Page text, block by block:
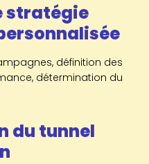
stratégie
définition des
détermination du
du tunnel